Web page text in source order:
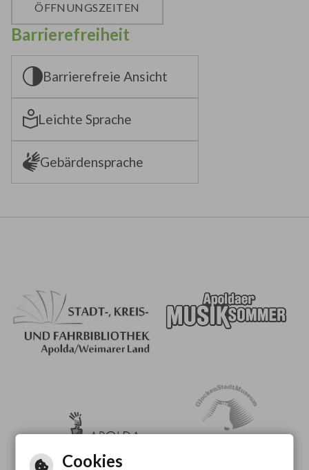
ÖFFNUNGSZEITEN
Barrierefreiheit
Barrierefreie Ansicht
Leichte Sprache
Gebärdensprache
Cookies